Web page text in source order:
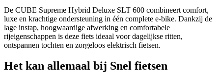
De CUBE Supreme Hybrid Deluxe SLT 600 combineert comfort,
luxe en krachtige ondersteuning in één complete e-bike. Dankzij de
lage instap, hoogwaardige afwerking en comfortabele
rijeigenschappen is deze fiets ideaal voor dagelijkse ritten,
ontspannen tochten en zorgeloos elektrisch fietsen.
Het kan allemaal bij Snel fietsen